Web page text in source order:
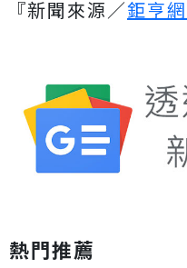
『新聞來源／鉅亨網
熱門推薦